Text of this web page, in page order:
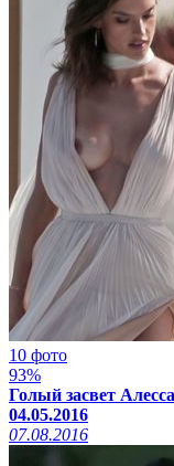
10 фото
93%
Голый засвет
04.05.2016
07.08.2016